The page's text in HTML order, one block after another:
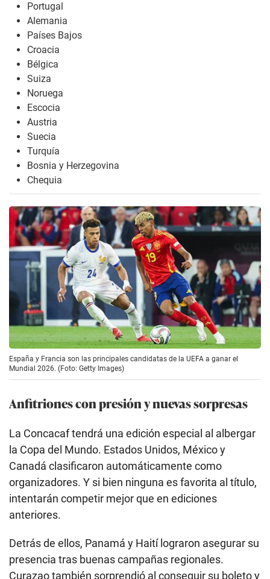
Portugal
Alemania
Países Bajos
Croacia
Bélgica
Suiza
Noruega
Escocia
Austria
Suecia
Turquía
Bosnia y Herzegovina
Chequia
España y Francia son las principales candidatas de la UEFA a ganar el
Mundial 2026. (Foto: Getty Images)
Anfitriones con presión y nuevas sorpresas
La Concacaf tendrá una edición especial al albergar
la Copa del Mundo. Estados Unidos, México y
Canadá clasificaron automáticamente como
organizadores. Y si bien ninguna es favorita al título,
intentarán competir mejor que en ediciones
anteriores.
Detrás de ellos, Panamá y Haití lograron asegurar su
presencia tras buenas campañas regionales.
Curazao también sorprendió al conseguir su boleto y